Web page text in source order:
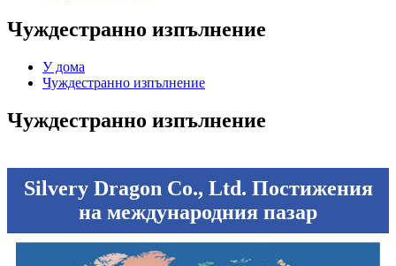
Чуждестранно изпълнение
У дома
Чуждестранно изпълнение
Чуждестранно изпълнение
Silvery Dragon Co., Ltd. Постижения
на международния пазар